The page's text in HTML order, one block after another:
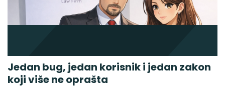
Jedan bug, jedan korisnik i jedan zakon
koji više ne oprašta